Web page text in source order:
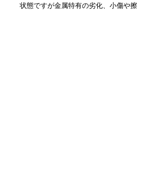
状態ですが金属特有の劣化、小傷や擦